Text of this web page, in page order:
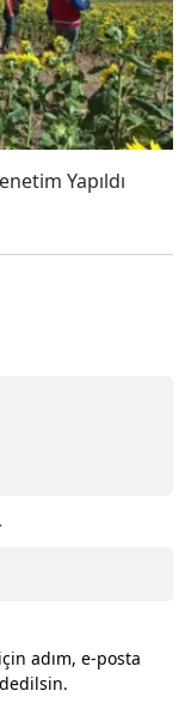
Yapıldı
adım, e-posta